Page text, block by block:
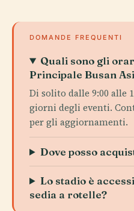
DOMANDE FREQUENTI
Quali sono gli
Principale Busan
Di solito dalle 9:00 alle
giorni degli eventi.
per gli aggiornamenti.
Dove posso
Lo stadio è
sedia a rotelle?